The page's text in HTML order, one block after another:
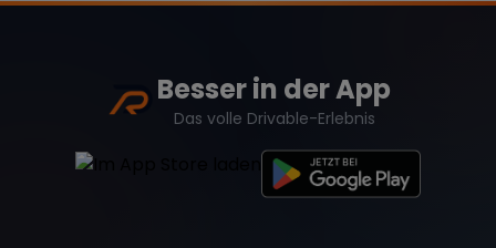
Besser in der App
Das volle Drivable-Erlebnis